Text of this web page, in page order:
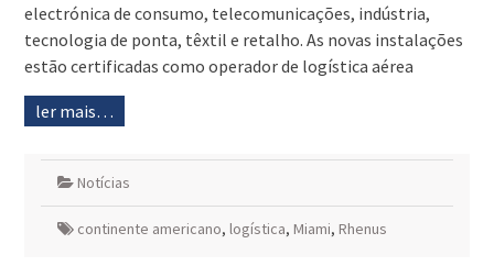
electrónica de consumo, telecomunicações, indústria,
tecnologia de ponta, têxtil e retalho. As novas instalações
estão certificadas como operador de logística aérea
ler mais…
Notícias
continente americano, logística, Miami, Rhenus